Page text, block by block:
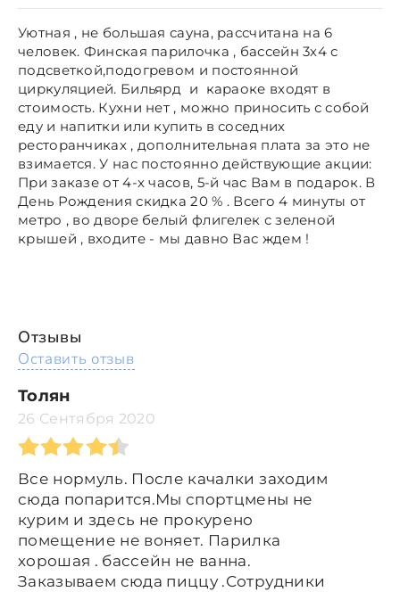
Уютная , не большая сауна, рассчитана на 6
человек. Финская парилочка , бассейн 3х4 с
подсветкой,подогревом и постоянной
циркуляцией. Бильярд и караоке входят в
стоимость. Кухни нет , можно приносить с собой
еду и напитки или купить в соседних
ресторанчиках , дополнительная плата за это не
взимается. У нас постоянно действующие акции:
При заказе от 4-х часов, 5-й час Вам в подарок. В
День Рождения скидка 20 % . Всего 4 минуты от
метро , во дворе белый флигелек с зеленой
крышей , входите - мы давно Вас ждем !
Отзывы
Оставить отзыв
Толян
26 Сентября 2020
Все нормуль. После качалки заходим
сюда попарится.Мы спортцмены не
курим и здесь не прокурено
помещение не воняет. Парилка
хорошая . бассейн не ванна.
Заказываем сюда пиццу .Сотрудники